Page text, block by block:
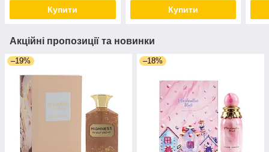
Купити Купити
Акційні пропозиції та новинки
–19% –18%